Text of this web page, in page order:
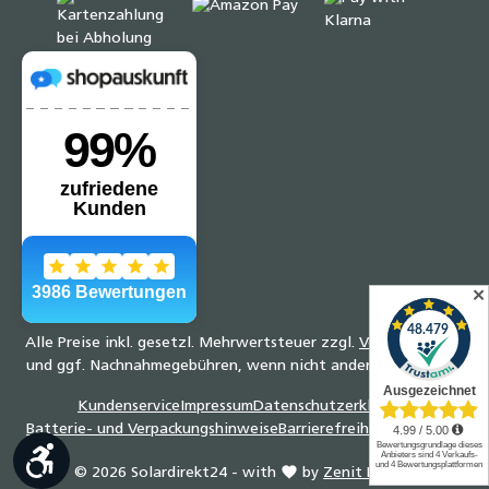
Alle Preise inkl. gesetzl. Mehrwertsteuer zzgl. Versandkosten
und ggf. Nachnahmegebühren, wenn nicht anders angegeben.
© 2026 Solardirekt24 - with by Zenit Design
KundenserviceImpressumDatenschutzerklärung
Batterie- und VerpackungshinweiseBarrierefreiheitserklärung
Werkzeugleiste anzeigen
✕